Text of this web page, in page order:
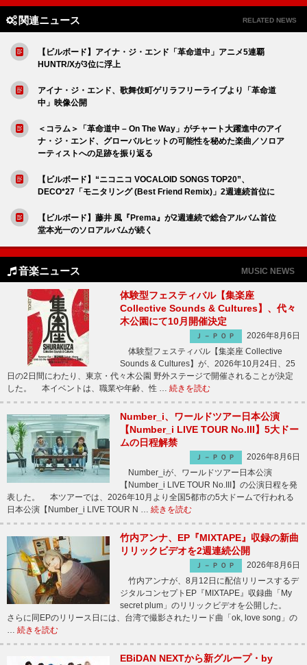
関連ニュース RELATED NEWS
【ビルボード】アイナ・ジ・エンド「革命道中」アニメ5連覇
HUNTR/Xが3位に浮上
アイナ・ジ・エンド、歌舞伎町ゲリラフリーライブより「革命道
中」映像公開
＜コラム＞「革命道中 – On The Way」がチャート大躍進中のアイ
ナ・ジ・エンド、グローバルヒットの可能性を秘めた楽曲／ソロア
ーティストへの足跡を振り返る
【ビルボード】“ニコニコ VOCALOID SONGS TOP20”、
DECO*27「モニタリング (Best Friend Remix)」2週連続首位に
【ビルボード】藤井 風『Prema』が2週連続で総合アルバム首位
堂本光一のソロアルバムが続く
音楽ニュース MUSIC NEWS
体験型フェスティバル【集楽座
Collective Sounds & Cultures】、代々
木公園にて10月開催決定
Ｊ－ＰＯＰ
2026年8月6日
体験型フェスティバル【集楽座 Collective
Sounds & Cultures】が、2026年10月24日、25
日の2日間にわたり、東京・代々木公園 野外ステージで開催されることが決定
した。 本イベントは、職業や年齢、性 … 続きを読む
Number_i、ワールドツアー日本公演
【Number_i LIVE TOUR No.III】5大ドー
ムの日程解禁
Ｊ－ＰＯＰ
2026年8月6日
Number_iが、ワールドツアー日本公演
【Number_i LIVE TOUR No.III】の公演日程を発
表した。 本ツアーでは、2026年10月より全国5都市の5大ドームで行われる
日本公演【Number_i LIVE TOUR N … 続きを読む
竹内アンナ、EP『MIXTAPE』収録の新曲
リリックビデオを2週連続公開
Ｊ－ＰＯＰ
2026年8月6日
竹内アンナが、8月12日に配信リリースするデ
ジタルコンセプトEP『MIXTAPE』収録曲「My
secret plum」のリリックビデオを公開した。
さらに同EPのリリース日には、台湾で撮影されたリード曲「ok, love song」の
… 続きを読む
EBiDAN NEXTから新グループ・by